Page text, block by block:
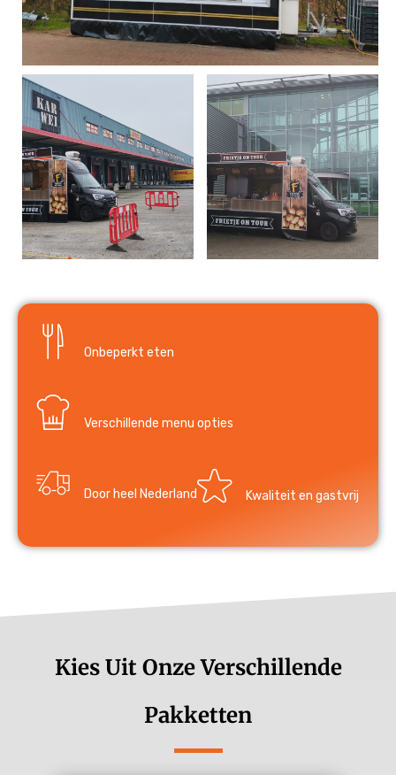
Onbeperkt eten
Verschillende menu opties
Door heel Nederland Kwaliteit en gastvrij
Kies Uit Onze Verschillende
Pakketten